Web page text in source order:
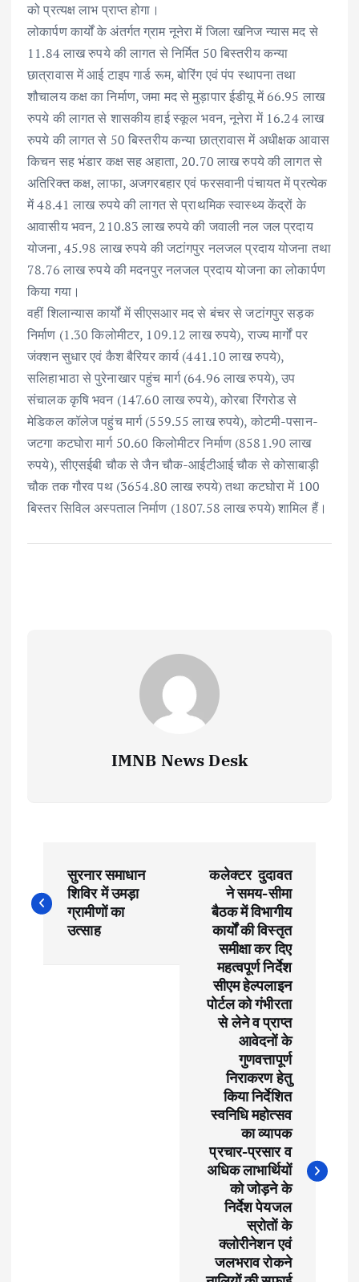
को प्रत्यक्ष लाभ प्राप्त होगा।
लोकार्पण कार्यों के अंतर्गत ग्राम नूनेरा में जिला खनिज न्यास मद से
11.84 लाख रुपये की लागत से निर्मित 50 बिस्तरीय कन्या
छात्रावास में आई टाइप गार्ड रूम, बोरिंग एवं पंप स्थापना तथा
शौचालय कक्ष का निर्माण, जमा मद से मुड़ापार ईडीयू में 66.95 लाख
रुपये की लागत से शासकीय हाई स्कूल भवन, नूनेरा में 16.24 लाख
रुपये की लागत से 50 बिस्तरीय कन्या छात्रावास में अधीक्षक आवास
किचन सह भंडार कक्ष सह अहाता, 20.70 लाख रुपये की लागत से
अतिरिक्त कक्ष, लाफा, अजगरबहार एवं फरसवानी पंचायत में प्रत्येक
में 48.41 लाख रुपये की लागत से प्राथमिक स्वास्थ्य केंद्रों के
आवासीय भवन, 210.83 लाख रुपये की जवाली नल जल प्रदाय
योजना, 45.98 लाख रुपये की जटांगपुर नलजल प्रदाय योजना तथा
78.76 लाख रुपये की मदनपुर नलजल प्रदाय योजना का लोकार्पण
किया गया।
वहीं शिलान्यास कार्यों में सीएसआर मद से बंचर से जटांगपुर सड़क
निर्माण (1.30 किलोमीटर, 109.12 लाख रुपये), राज्य मार्गों पर
जंक्शन सुधार एवं कैश बैरियर कार्य (441.10 लाख रुपये),
सलिहाभाठा से पुरेनाखार पहुंच मार्ग (64.96 लाख रुपये), उप
संचालक कृषि भवन (147.60 लाख रुपये), कोरबा रिंगरोड से
मेडिकल कॉलेज पहुंच मार्ग (559.55 लाख रुपये), कोटमी-पसान-
जटगा कटघोरा मार्ग 50.60 किलोमीटर निर्माण (8581.90 लाख
रुपये), सीएसईबी चौक से जैन चौक-आईटीआई चौक से कोसाबाड़ी
चौक तक गौरव पथ (3654.80 लाख रुपये) तथा कटघोरा में 100
बिस्तर सिविल अस्पताल निर्माण (1807.58 लाख रुपये) शामिल हैं।
IMNB News Desk
o
सुरनार समाधान
शिविर में उमड़ा
ग्रामीणों का
उत्साह
कलेक्टर दुदावत
ने समय-सीमा
बैठक में विभागीय
कार्यों की विस्तृत
समीक्षा कर दिए
महत्वपूर्ण निर्देश
सीएम हेल्पलाइन
पोर्टल को गंभीरता
से लेने व प्राप्त
आवेदनों के
गुणवत्तापूर्ण
निराकरण हेतु
किया निर्देशित
स्वनिधि महोत्सव
का व्यापक
प्रचार-प्रसार व
अधिक लाभार्थियों
को जोड़ने के
निर्देश पेयजल
स्रोतों के
क्लोरीनेशन एवं
जलभराव रोकने